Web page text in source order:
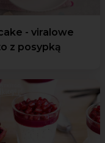
- viralowe
z posypką